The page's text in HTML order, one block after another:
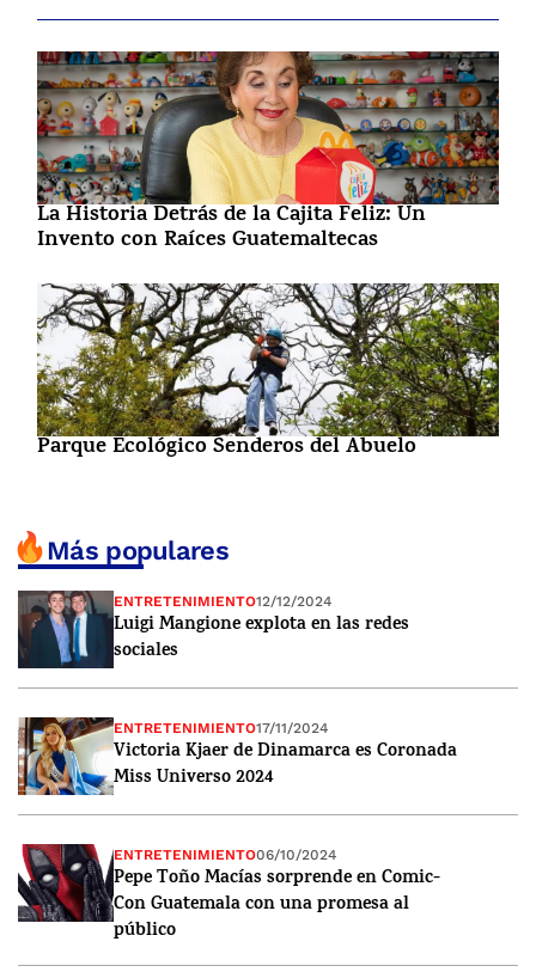
La Historia Detrás de la Cajita Feliz: Un
Invento con Raíces Guatemaltecas
Parque Ecológico Senderos del Abuelo
Más populares
ENTRETENIMIENTO12/12/2024
Luigi Mangione explota en las redes
sociales
ENTRETENIMIENTO17/11/2024
Victoria Kjaer de Dinamarca es Coronada
Miss Universo 2024
ENTRETENIMIENTO06/10/2024
Pepe Toño Macías sorprende en Comic-
Con Guatemala con una promesa al
público